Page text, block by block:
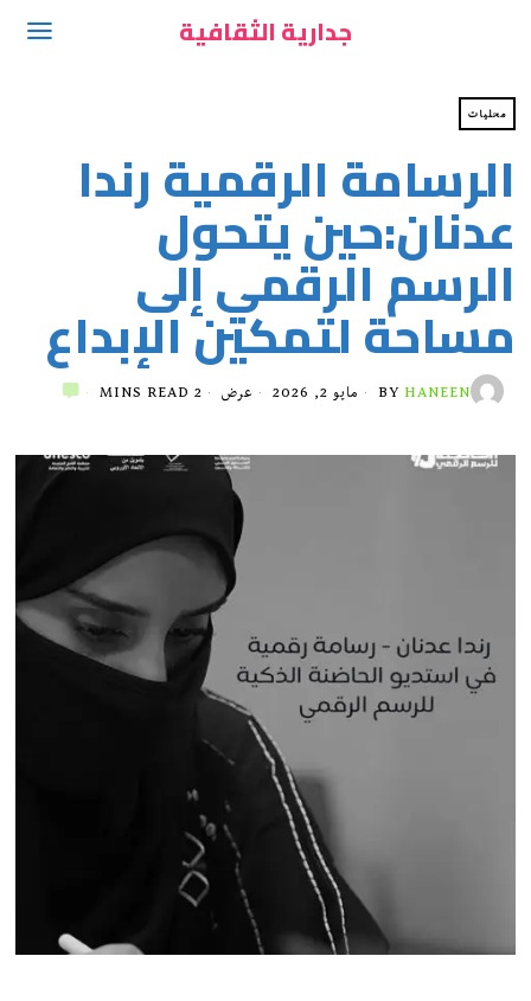
جدارية الثقافية
محليات
الرسامة الرقمية رندا
عدنان:حين يتحول
الرسم الرقمي إلى
مساحة لتمكين الإبداع
BY HANEEN مايو 2, 2026 عرض 2 MINS READ